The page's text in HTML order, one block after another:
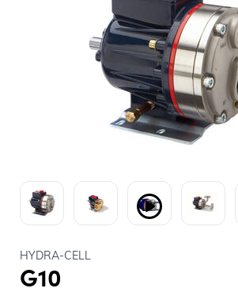
HYDRA-CELL
G10